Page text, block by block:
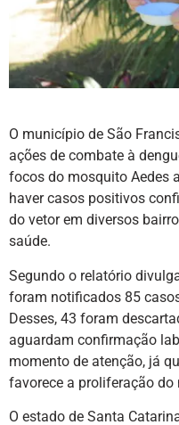
O município de São
ações de combate à
focos do mosquito Aedes
haver casos positivos
do vetor em diversos
saúde.
Segundo o relatório
foram notificados 85
Desses, 43 foram
aguardam confirmação
momento de atenção, já
favorece a proliferação
O estado de Santa